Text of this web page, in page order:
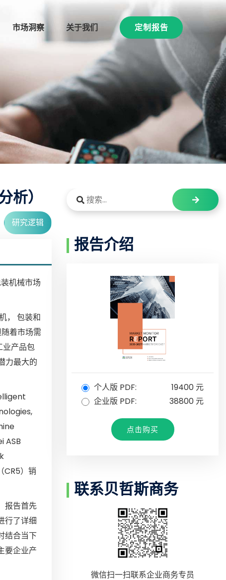
市场洞察 关于我们 定制报告
析）
研究逻辑
机械市场
， 包装和
着市场需
业产品包
力最大的
ASB
）销
报告首先
行了详细
结合当下
要企业产
报告介绍
个人版 PDF:
19400 元
企业版 PDF:
38800 元
点击购买
联系贝哲斯商务
微信扫一扫联系企业商务专员